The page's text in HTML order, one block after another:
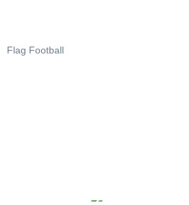
Flag Football